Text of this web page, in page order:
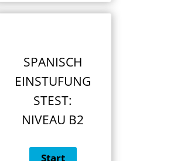
SPANISCH
EINSTUFUNG
STEST:
NIVEAU B2